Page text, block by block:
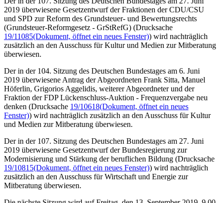
2019 überwiesene Gesetzentwurf der Fraktionen der CDU/CSU
und SPD zur Reform des Grundsteuer- und Bewertungsrechts
(Grundsteuer-Reformgesetz - GrStRefG) (Drucksache
19/11085(Dokument, öffnet ein neues Fenster)) wird nachträglich
zusätzlich an den Ausschuss für Kultur und Medien zur Mitberatung
überwiesen.
Der in der 104. Sitzung des Deutschen Bundestages am 6. Juni
2019 überwiesene Antrag der Abgeordneten Frank Sitta, Manuel
Höferlin, Grigorios Aggelidis, weiterer Abgeordneter und der
Fraktion der FDPLückenschluss-Auktion - Frequenzvergabe neu
denken (Drucksache 19/10618(Dokument, öffnet ein neues
Fenster)) wird nachträglich zusätzlich an den Ausschuss für Kultur
und Medien zur Mitberatung überwiesen.
Der in der 107. Sitzung des Deutschen Bundestages am 27. Juni
2019 überwiesene Gesetzentwurf der Bundesregierung zur
Modernisierung und Stärkung der beruflichen Bildung (Drucksache
19/10815(Dokument, öffnet ein neues Fenster)) wird nachträglich
zusätzlich an den Ausschuss für Wirtschaft und Energie zur
Mitberatung überwiesen.